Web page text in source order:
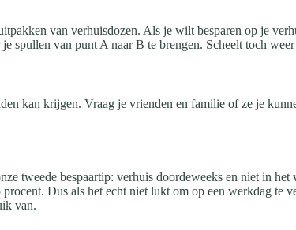
van verhuisdozen. Als je wilt besparen op je
spullen van punt A naar B te brengen. Scheelt toch weer
kan krijgen. Vraag je vrienden en familie of ze je
tweede bespaartip: verhuis doordeweeks en niet in
Dus als het echt niet lukt om op een werkdag te
van.